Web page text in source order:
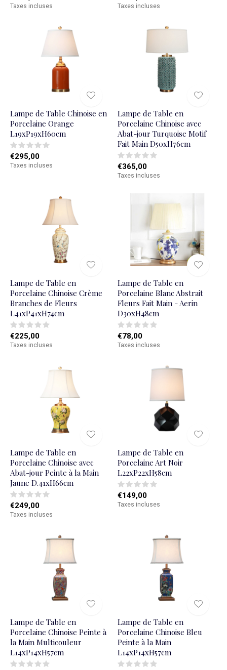
Taxes incluses Taxes incluses
Lampe de Table Chinoise en
Porcelaine Orange
L19xP19xH60cm
€295,00
Taxes incluses
Lampe de Table en
Porcelaine Chinoise avec
Abat-jour Turquoise Motif
Fait Main D50xH76cm
€365,00
Taxes incluses
Lampe de Table en
Porcelaine Chinoise Crème
Branches de Fleurs
L41xP41xH74cm
€225,00
Taxes incluses
Lampe de Table en
Porcelaine Blanc Abstrait
Fleurs Fait Main - Aerin
D30xH48cm
€78,00
Taxes incluses
Lampe de Table en
Porcelaine Chinoise avec
Abat-jour Peinte à la Main
Jaune D.41xH66cm
€249,00
Taxes incluses
Lampe de Table en
Porcelaine Art Noir
L22xP22xH58cm
€149,00
Taxes incluses
Lampe de Table en
Porcelaine Chinoise Peinte à
la Main Multicouleur
L14xP14xH57cm
Lampe de Table en
Porcelaine Chinoise Bleu
Peinte à la Main
L14xP14xH57cm